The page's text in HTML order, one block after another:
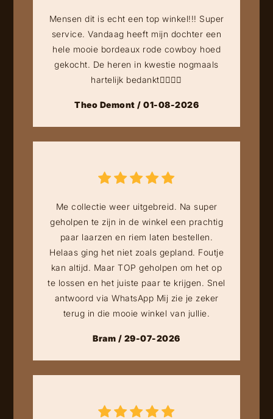
Mensen dit is echt een top winkel!!! Super
service. Vandaag heeft mijn dochter een
hele mooie bordeaux rode cowboy hoed
gekocht. De heren in kwestie nogmaals
hartelijk bedankt👍🏻👍🏻
Theo Demont / 01-08-2026
Me collectie weer uitgebreid. Na super
geholpen te zijn in de winkel een prachtig
paar laarzen en riem laten bestellen.
Helaas ging het niet zoals gepland. Foutje
kan altijd. Maar TOP geholpen om het op
te lossen en het juiste paar te krijgen. Snel
antwoord via WhatsApp Mij zie je zeker
terug in die mooie winkel van jullie.
Bram / 29-07-2026